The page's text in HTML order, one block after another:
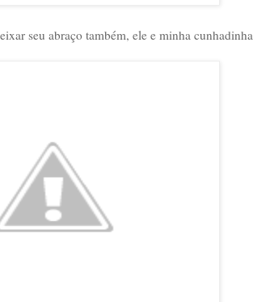
seu abraço também, ele e minha